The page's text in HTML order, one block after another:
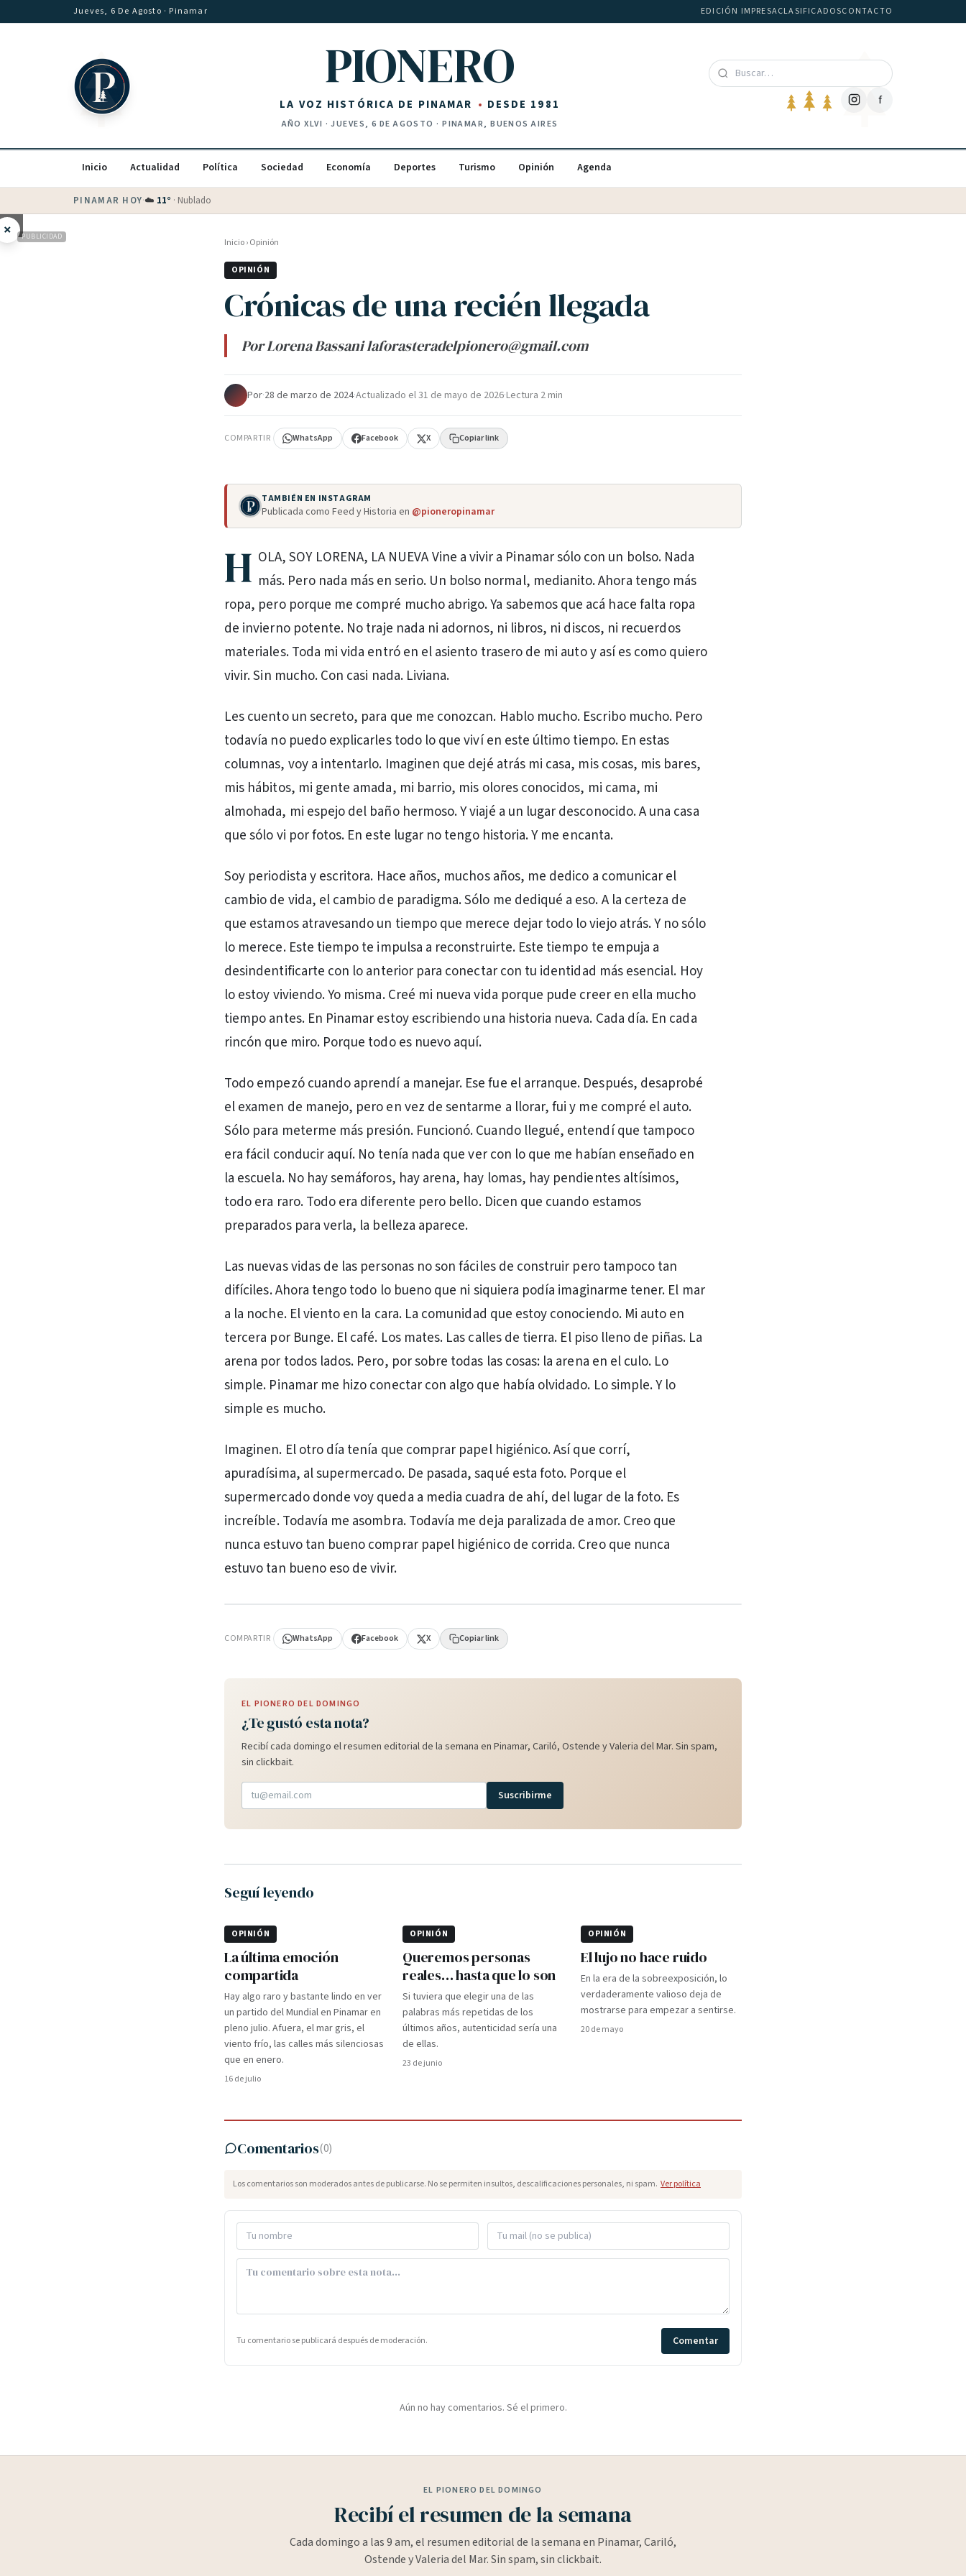
Saltar al contenidoJueves, 6 De Agosto · Pinamar EDICIÓN IMPRESACLASIFICADOSCONTACTO
PIONERO
LA VOZ HISTÓRICA DE PINAMAR DESDE 1981
AÑOXLVI ·JUEVES, 6 DE AGOSTO · PINAMAR, BUENOS AIRES
f
Inicio Actualidad Política Sociedad Economía Deportes Turismo Opinión Agenda
PINAMAR HOY·💵 Dólar blue$1540
× PUBLICIDAD Inicio›Opinión
OPINIÓN
Crónicas de una recién llegada
Por Lorena Bassani laforasteradelpionero@gmail.com
Por·28 de marzo de 2024·Actualizado el31 de mayo de 2026·Lectura 2 min
COMPARTIR WhatsApp Facebook X Copiar link
TAMBIÉN EN INSTAGRAM
Publicada como Feed y Historia en @pioneropinamar
H OLA, SOY LORENA, LA NUEVA Vine a vivir a Pinamar sólo con un bolso. Nada
más. Pero nada más en serio. Un bolso normal, medianito. Ahora tengo más
ropa, pero porque me compré mucho abrigo. Ya sabemos que acá hace falta ropa
de invierno potente. No traje nada ni adornos, ni libros, ni discos, ni recuerdos
materiales. Toda mi vida entró en el asiento trasero de mi auto y así es como quiero
vivir. Sin mucho. Con casi nada. Liviana.
Les cuento un secreto, para que me conozcan. Hablo mucho. Escribo mucho. Pero
todavía no puedo explicarles todo lo que viví en este último tiempo. En estas
columnas, voy a intentarlo. Imaginen que dejé atrás mi casa, mis cosas, mis bares,
mis hábitos, mi gente amada, mi barrio, mis olores conocidos, mi cama, mi
almohada, mi espejo del baño hermoso. Y viajé a un lugar desconocido. A una casa
que sólo vi por fotos. En este lugar no tengo historia. Y me encanta.
Soy periodista y escritora. Hace años, muchos años, me dedico a comunicar el
cambio de vida, el cambio de paradigma. Sólo me dediqué a eso. A la certeza de
que estamos atravesando un tiempo que merece dejar todo lo viejo atrás. Y no sólo
lo merece. Este tiempo te impulsa a reconstruirte. Este tiempo te empuja a
desindentificarte con lo anterior para conectar con tu identidad más esencial. Hoy
lo estoy viviendo. Yo misma. Creé mi nueva vida porque pude creer en ella mucho
tiempo antes. En Pinamar estoy escribiendo una historia nueva. Cada día. En cada
rincón que miro. Porque todo es nuevo aquí.
Todo empezó cuando aprendí a manejar. Ese fue el arranque. Después, desaprobé
el examen de manejo, pero en vez de sentarme a llorar, fui y me compré el auto.
Sólo para meterme más presión. Funcionó. Cuando llegué, entendí que tampoco
era fácil conducir aquí. No tenía nada que ver con lo que me habían enseñado en
la escuela. No hay semáforos, hay arena, hay lomas, hay pendientes altísimos,
todo era raro. Todo era diferente pero bello. Dicen que cuando estamos
preparados para verla, la belleza aparece.
Las nuevas vidas de las personas no son fáciles de construir pero tampoco tan
difíciles. Ahora tengo todo lo bueno que ni siquiera podía imaginarme tener. El mar
a la noche. El viento en la cara. La comunidad que estoy conociendo. Mi auto en
tercera por Bunge. El café. Los mates. Las calles de tierra. El piso lleno de piñas. La
arena por todos lados. Pero, por sobre todas las cosas: la arena en el culo. Lo
simple. Pinamar me hizo conectar con algo que había olvidado. Lo simple. Y lo
simple es mucho.
Imaginen. El otro día tenía que comprar papel higiénico. Así que corrí,
apuradísima, al supermercado. De pasada, saqué esta foto. Porque el
supermercado donde voy queda a media cuadra de ahí, del lugar de la foto. Es
increíble. Todavía me asombra. Todavía me deja paralizada de amor. Creo que
nunca estuvo tan bueno comprar papel higiénico de corrida. Creo que nunca
estuvo tan bueno eso de vivir.
COMPARTIR WhatsApp Facebook X Copiar link
EL PIONERO DEL DOMINGO
¿Te gustó esta nota?
Recibí cada domingo el resumen editorial de la semana en Pinamar, Cariló, Ostende y Valeria del Mar. Sin spam,
sin clickbait.
Suscribirme
Seguí leyendo
OPINIÓN
La última emoción
compartida
Hay algo raro y bastante lindo en ver
un partido del Mundial en Pinamar en
pleno julio. Afuera, el mar gris, el
viento frío, las calles más silenciosas
que en enero.
16 de julio
OPINIÓN
Queremos personas
reales… hasta que lo son
Si tuviera que elegir una de las
palabras más repetidas de los
últimos años, autenticidad sería una
de ellas.
23 de junio
OPINIÓN
El lujo no hace ruido
En la era de la sobreexposición, lo
verdaderamente valioso deja de
mostrarse para empezar a sentirse.
20 de mayo
Comentarios(0)
Los comentarios son moderados antes de publicarse. No se permiten insultos, descalificaciones personales, ni spam. Ver política
Tu comentario se publicará después de moderación. Comentar
Aún no hay comentarios. Sé el primero.
EL PIONERO DEL DOMINGO
Recibí el resumen de la semana
Cada domingo a las 9 am, el resumen editorial de la semana en Pinamar, Cariló,
Ostende y Valeria del Mar. Sin spam, sin clickbait.